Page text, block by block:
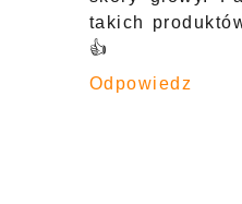
takich
👍
Odpowiedz